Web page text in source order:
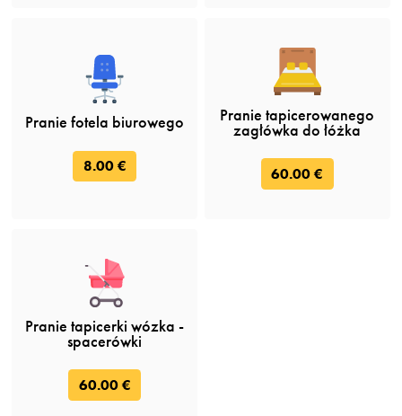
Pranie fotela biurowego
8.00 €
Pranie tapicerowanego
zagłówka do łóżka
60.00 €
Pranie tapicerki wózka -
spacerówki
60.00 €